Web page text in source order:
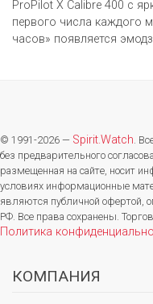
ProPilot X Calibre 400 с
первого числа каждого
часов» появляется
© 1991-2026 — Spirit.Watch .
без предварительного
размещенная на сайте, носит
условиях информационные
являются публичной офертой,
РФ. Все права сохранены.
Политика
КОМПАНИЯ